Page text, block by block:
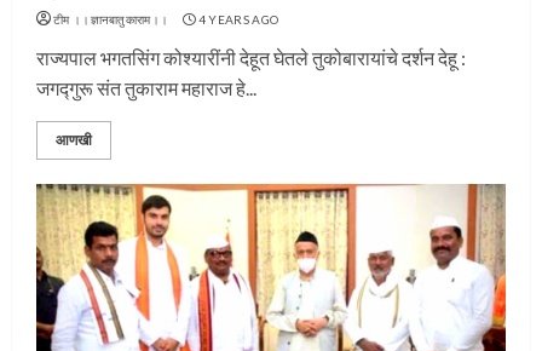
टीम ।।ज्ञानबातुकाराम।। 4 YEARS AGO
राज्यपाल भगतसिंग कोश्यारींनी देहूत घेतले तुकोबारायांचे दर्शन देहू :
जगद्गुरू संत तुकाराम महाराज हे...
आणखी